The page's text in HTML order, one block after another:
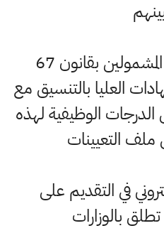
سيتم اكمال تعيين المشمولين بقانون 67
الشهادات العليا بالتنسيق مع
الوظيفية لهذه
التعيينات
في التقديم على
تطلق بالوزارات